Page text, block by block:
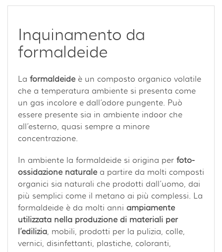
Inquinamento da
formaldeide
La formaldeide è un composto organico volatile
che a temperatura ambiente si presenta come
un gas incolore e dall’odore pungente. Può
essere presente sia in ambiente indoor che
all’esterno, quasi sempre a minore
concentrazione.
In ambiente la formaldeide si origina per foto-
ossidazione naturale a partire da molti composti
organici sia naturali che prodotti dall’uomo, dai
più semplici come il metano ai più complessi. La
formaldeide è da molti anni ampiamente
utilizzata nella produzione di materiali per
l’edilizia, mobili, prodotti per la pulizia, colle,
vernici, disinfettanti, plastiche, coloranti,